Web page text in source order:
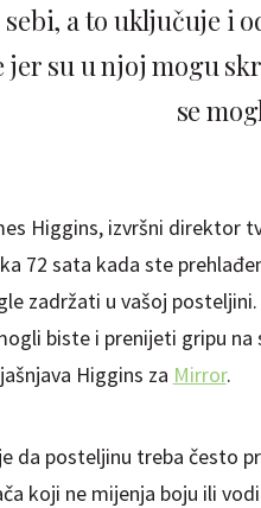
a to uključuje i
jer su u njoj mogu
se
Higgins, izvršni direktor
72 sata kada ste
zadržati u vašoj
biste i prenijeti gripu
Higgins za Mirror.
da posteljinu treba često
koji ne mijenja boju ili